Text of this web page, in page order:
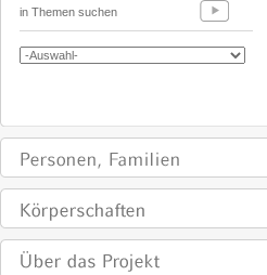
in Themen suchen